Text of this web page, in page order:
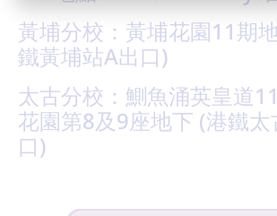
黃埔分校：黃埔花園11期
鐵黃埔站A出口)
太古分校：鰂魚涌英皇道
花園第8及9座地下 (港鐵太
口)